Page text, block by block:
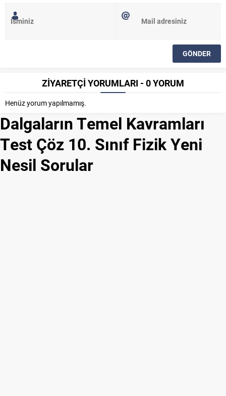
ZİYARETÇİ YORUMLARI - 0 YORUM
Henüz yorum yapılmamış.
Dalgaların Temel Kavramları
Test Çöz 10. Sınıf Fizik Yeni
Nesil Sorular